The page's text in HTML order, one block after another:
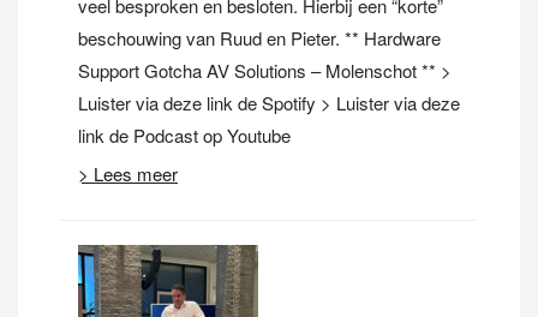
veel besproken en besloten. Hierbij een “korte”
beschouwing van Ruud en Pieter. ** Hardware
Support Gotcha AV Solutions – Molenschot ** >
Luister via deze link de Spotify > Luister via deze
link de Podcast op Youtube
> Lees meer